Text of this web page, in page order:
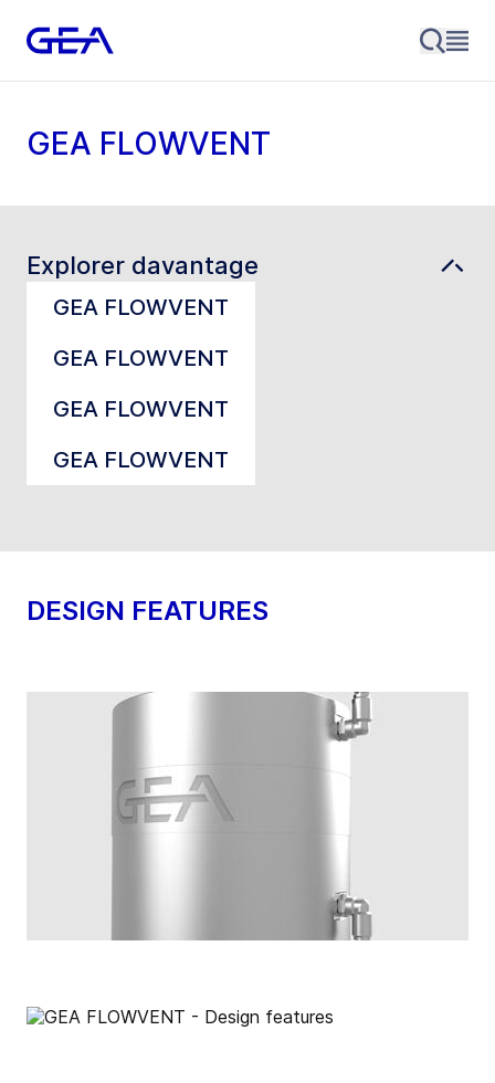
GEA FLOWVENT
Explorer davantage
GEA FLOWVENT
GEA FLOWVENT
GEA FLOWVENT
GEA FLOWVENT
DESIGN FEATURES